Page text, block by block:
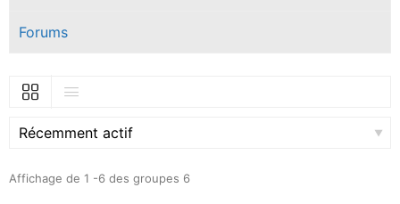
Forums
Trier
Affichage de 1 -6 des groupes 6